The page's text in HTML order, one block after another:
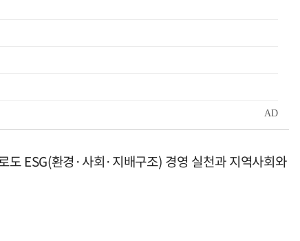
ESG(환경·사회·지배구조) 경영 실천과 지역사회와